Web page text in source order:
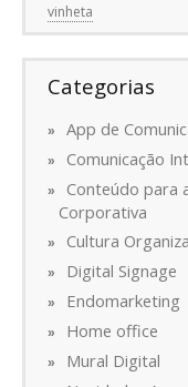
vinheta
Categorias
App de
Comunicação
Conteúdo para
Corporativa
Cultura
Digital Signage
Endomarketing
Home office
Mural Digital